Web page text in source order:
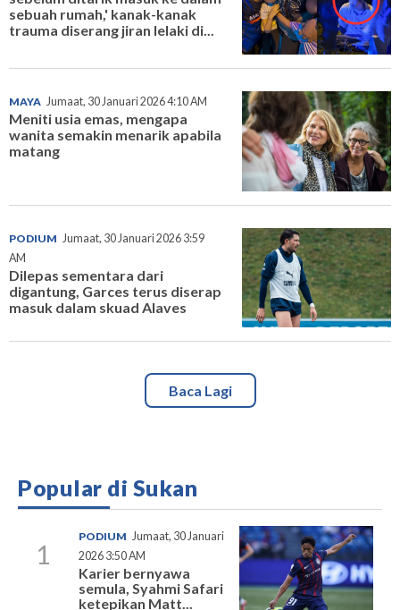
sebuah rumah,' kanak-kanak
trauma diserang jiran lelaki di...
MAYA Jumaat, 30 Januari 2026 4:10 AM
Meniti usia emas, mengapa
wanita semakin menarik apabila
matang
PODIUM Jumaat, 30 Januari 2026 3:59
AM
Dilepas sementara dari
digantung, Garces terus diserap
masuk dalam skuad Alaves
Baca Lagi
Popular di Sukan
1
PODIUM Jumaat, 30 Januari
2026 3:50 AM
Karier bernyawa
semula, Syahmi Safari
ketepikan Matt...